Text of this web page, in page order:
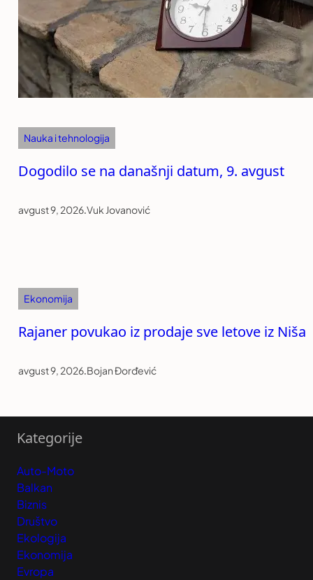
Nauka i tehnologija
Dogodilo se na današnji datum, 9. avgust
avgust 9, 2026.Vuk Jovanović
Ekonomija
Rajaner povukao iz prodaje sve letove iz Niša
avgust 9, 2026.Bojan Đorđević
Kategorije
Auto-Moto
Balkan
Biznis
Društvo
Ekologija
Ekonomija
Evropa